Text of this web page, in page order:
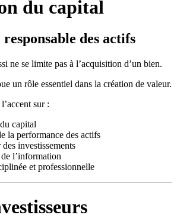
du capital
des actifs
ne se limite pas à l’acquisition d’un bien.
un rôle essentiel dans la création de valeur.
sur :
capital
la performance des actifs
investissements
l’information
et professionnelle